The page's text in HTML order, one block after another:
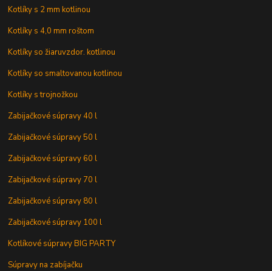
Kotlíky s 2 mm kotlinou
Kotlíky s 4,0 mm roštom
Kotlíky so žiaruvzdor. kotlinou
Kotlíky so smaltovanou kotlinou
Kotlíky s trojnožkou
Zabijačkové súpravy 40 l
Zabijačkové súpravy 50 l
Zabijačkové súpravy 60 l
Zabijačkové súpravy 70 l
Zabijačkové súpravy 80 l
Zabijačkové súpravy 100 l
Kotlíkové súpravy BIG PARTY
Súpravy na zabíjačku